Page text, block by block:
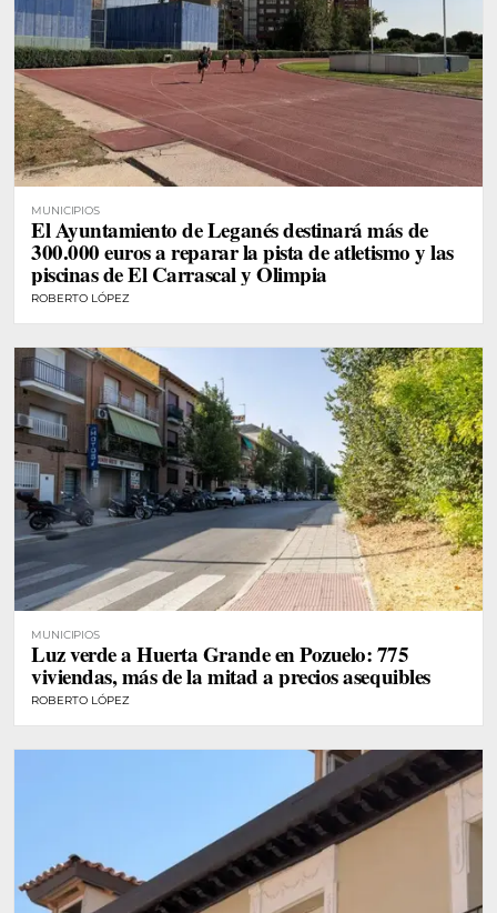
MUNICIPIOS
El Ayuntamiento de Leganés destinará más de
300.000 euros a reparar la pista de atletismo y las
piscinas de El Carrascal y Olimpia
ROBERTO LÓPEZ
MUNICIPIOS
Luz verde a Huerta Grande en Pozuelo: 775
viviendas, más de la mitad a precios asequibles
ROBERTO LÓPEZ